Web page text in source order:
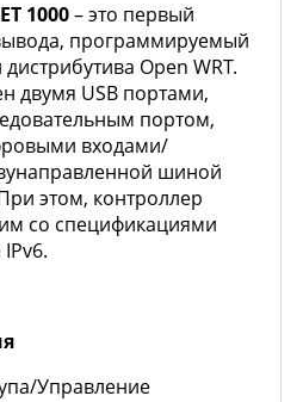
1000– это первый
программируемый
Open WRT.
двумя USB портами,
портом,
входами/
шиной
этом, контроллер
со спецификациями
Управление